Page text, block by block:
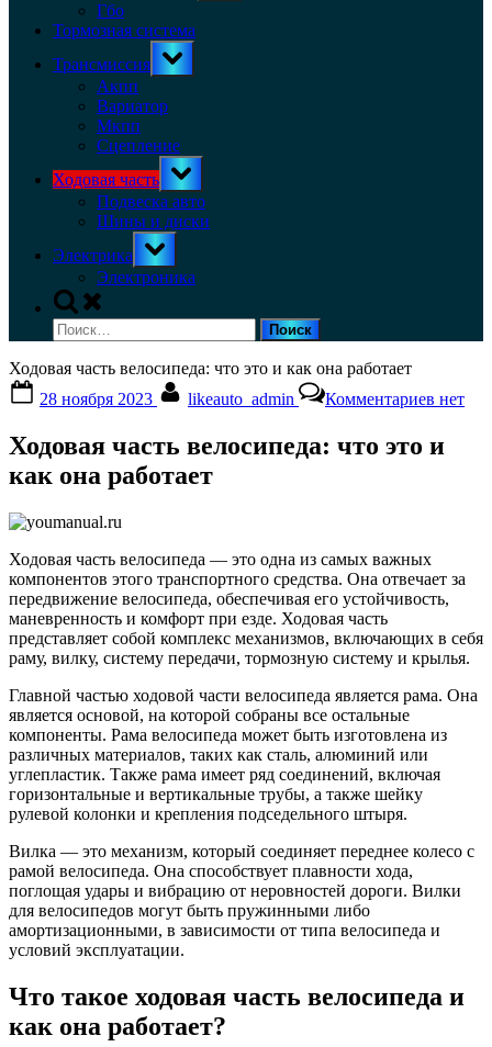
Гбо
Тормозная система
Трансмиссия
Toggle
sub-
Акпп
Вариатор
Мкпп
Сцепление
Ходовая часть
Toggle
sub-
menu
Подвеска авто
Шины и диски
Электрика
Toggle
sub-
menu
Электроника
Toggle
search
form
Найти:
Ходовая часть велосипеда: что это и как она работает
on
28 ноября 2023 likeauto_admin Комментариевзаписи
часть
нет
Ходовая часть велосипеда: что это и
как она работает
Ходовая часть велосипеда — это одна из самых важных
компонентов этого транспортного средства. Она отвечает за
передвижение велосипеда, обеспечивая его устойчивость,
маневренность и комфорт при езде. Ходовая часть
представляет собой комплекс механизмов, включающих в себя
раму, вилку, систему передачи, тормозную систему и крылья.
Главной частью ходовой части велосипеда является рама. Она
является основой, на которой собраны все остальные
компоненты. Рама велосипеда может быть изготовлена из
различных материалов, таких как сталь, алюминий или
углепластик. Также рама имеет ряд соединений, включая
горизонтальные и вертикальные трубы, а также шейку
рулевой колонки и крепления подседельного штыря.
Вилка — это механизм, который соединяет переднее колесо с
рамой велосипеда. Она способствует плавности хода,
поглощая удары и вибрацию от неровностей дороги. Вилки
для велосипедов могут быть пружинными либо
амортизационными, в зависимости от типа велосипеда и
условий эксплуатации.
Что такое ходовая часть велосипеда и
как она работает?